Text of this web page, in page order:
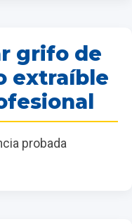
grifo de
extraíble
probada